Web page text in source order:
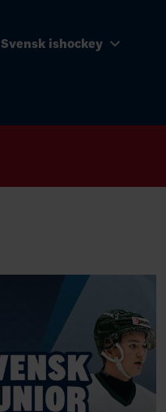
Svensk ishockey